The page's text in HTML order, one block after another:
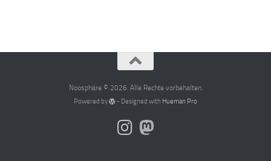
Noosphäre © 2026. Alle Rechte vorbehalten.
Powered by - Designed with Hueman Pro